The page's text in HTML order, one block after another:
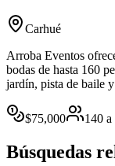
Carhué
Arroba Eventos
bodas de hasta 160
jardín, pista de baile
$75,000 140 a
Búsquedas